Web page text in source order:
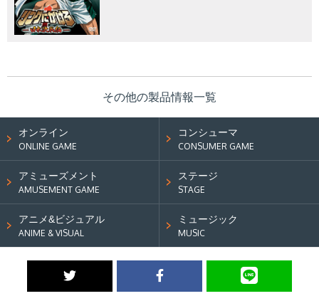
その他の製品情報一覧
オンライン
ONLINE GAME
コンシューマ
CONSUMER GAME
アミューズメント
AMUSEMENT GAME
ステージ
STAGE
アニメ&ビジュアル
ANIME & VISUAL
ミュージック
MUSIC